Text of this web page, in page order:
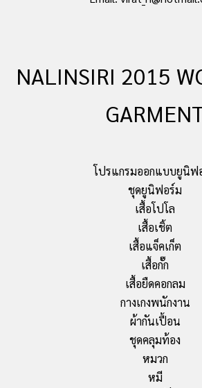
NALINSIRI 2015
โปรแกรมออกแบบยูนิฟ
ชุดยูนิฟอร์ม
เสื้อโปโล
เสื้อเชิ้ต
เสื้อแจ็คเก็ต
เสื้อกั๊ก
เสื้อยืดคอกลม
กางเกงพนักงาน
ผ้ากันเปื้อน
ชุดคลุมท้อง
หมวก
หมี